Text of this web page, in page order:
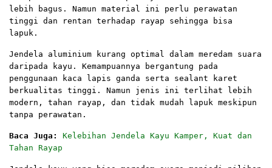
lebih bagus. Namun material ini perlu perawatan
tinggi dan rentan terhadap rayap sehingga bisa
lapuk.
Jendela aluminium kurang optimal dalam meredam suara
daripada kayu. Kemampuannya bergantung pada
penggunaan kaca lapis ganda serta sealant karet
berkualitas tinggi. Namun jenis ini terlihat lebih
modern, tahan rayap, dan tidak mudah lapuk meskipun
tanpa perawatan.
Baca Juga: Kelebihan Jendela Kayu Kamper, Kuat dan
Tahan Rayap